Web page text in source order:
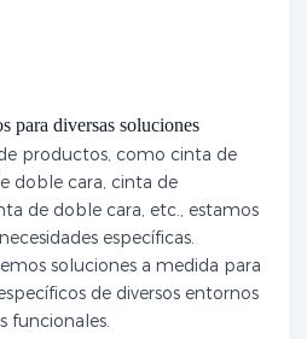
para diversas soluciones
productos, como cinta de
doble cara, cinta de
de doble cara, etc., estamos
específicas.
soluciones a medida para
de diversos entornos
funcionales.